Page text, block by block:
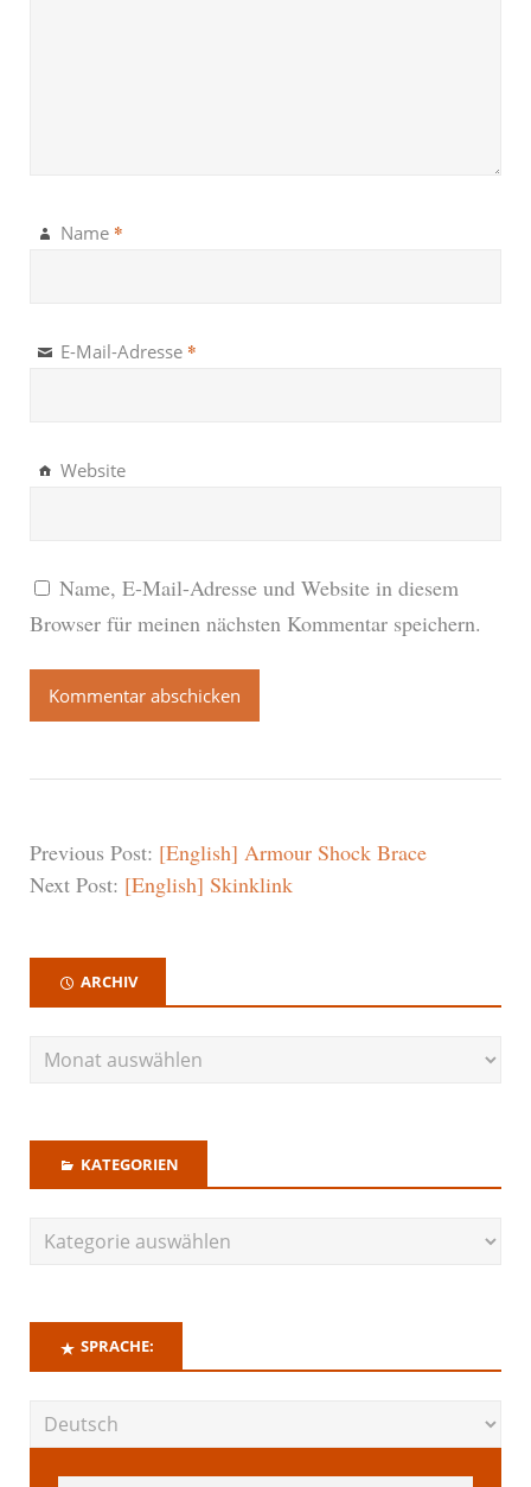
Name *
E-Mail-Adresse *
Website
Name, E-Mail-Adresse und Website in diesem
Browser für meinen nächsten Kommentar speichern.
Previous Post: [English] Armour Shock Brace
Next Post: [English] Skinklink
ARCHIV
KATEGORIEN
SPRACHE: